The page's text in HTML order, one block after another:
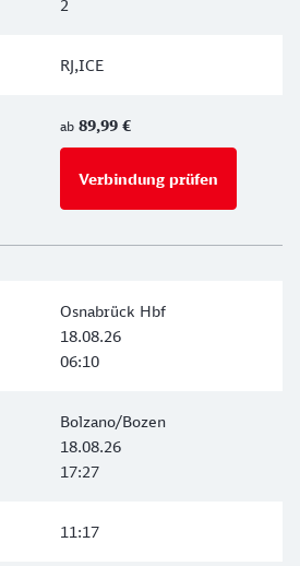
2
RJ,ICE
ab 89,99 €
Verbindung prüfen
Osnabrück Hbf
18.08.26
06:10
Bolzano/Bozen
18.08.26
17:27
11:17